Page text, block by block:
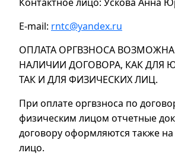
E-mail: rntc@yandex.ru
ОПЛАТА ОРГВЗНОСА
НАЛИЧИИ ДОГОВОРА, КАК ДЛЯ
ТАК И ДЛЯ ФИЗИЧЕСКИХ ЛИЦ.
При оплате оргвзноса по
физическим лицом отчетные
договору оформляются также
лицо.